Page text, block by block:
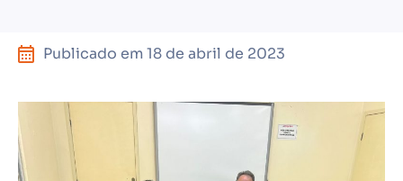
Publicado em 18 de abril de 2023